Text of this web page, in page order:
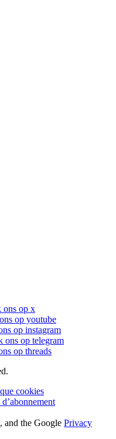
ons op x
op youtube
op instagram
ons op telegram
op threads
cookies
and the Google Privacy